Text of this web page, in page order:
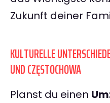
Zukunft deiner
KULTURELLE
UND CZĘSTOCHOWA
Planst du einen